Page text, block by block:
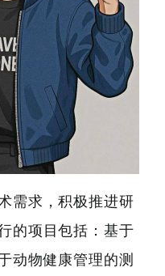
需求，积极推进研
的项目包括：基于
动物健康管理的测